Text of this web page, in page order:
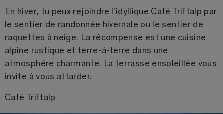
En hiver, tu peux rejoindre l'idyllique Café Triftalp par
le sentier de randonnée hivernale ou le sentier de
raquettes à neige. La récompense est une cuisine
alpine rustique et terre-à-terre dans une
atmosphère charmante. La terrasse ensoleillée vous
invite à vous attarder.
Café Triftalp